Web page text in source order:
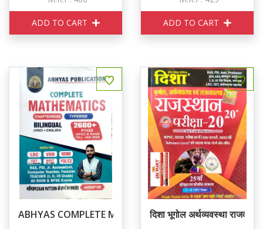
ADD TO CART ADD TO CART
ABHYAS COMPLETE MATHEMATICS Chapterwise
दिशा भूगोल अर्थव्यवस्था